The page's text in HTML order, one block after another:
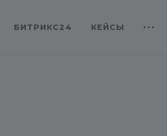
БИТРИКС24 КЕЙСЫ